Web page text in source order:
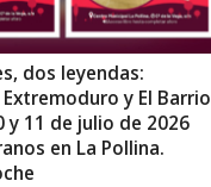
dos leyendas:
y El Barrio
y 11 de julio de 2026
en La Pollina.